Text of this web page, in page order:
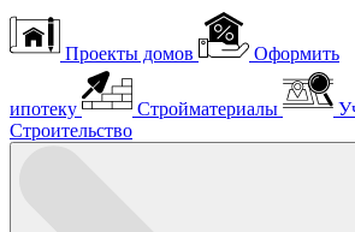
Проекты домов Оформить
ипотеку Стройматериалы
Строительство